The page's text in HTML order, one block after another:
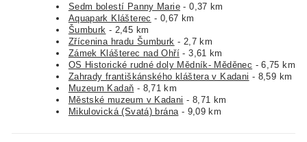
Sedm bolestí Panny Marie - 0,37 km
Aquapark Klášterec - 0,67 km
Šumburk - 2,45 km
Zřícenina hradu Šumburk - 2,7 km
Zámek Klášterec nad Ohří - 3,61 km
OS Historické rudné doly Mědník- Měděnec - 6,75 km
Zahrady františkánského kláštera v Kadani - 8,59 km
Muzeum Kadaň - 8,71 km
Městské muzeum v Kadani - 8,71 km
Mikulovická (Svatá) brána - 9,09 km